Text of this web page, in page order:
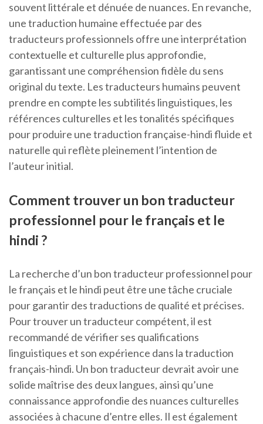
souvent littérale et dénuée de nuances. En revanche,
une traduction humaine effectuée par des
traducteurs professionnels offre une interprétation
contextuelle et culturelle plus approfondie,
garantissant une compréhension fidèle du sens
original du texte. Les traducteurs humains peuvent
prendre en compte les subtilités linguistiques, les
références culturelles et les tonalités spécifiques
pour produire une traduction française-hindi fluide et
naturelle qui reflète pleinement l’intention de
l’auteur initial.
Comment trouver un bon traducteur
professionnel pour le français et le
hindi ?
La recherche d’un bon traducteur professionnel pour
le français et le hindi peut être une tâche cruciale
pour garantir des traductions de qualité et précises.
Pour trouver un traducteur compétent, il est
recommandé de vérifier ses qualifications
linguistiques et son expérience dans la traduction
français-hindi. Un bon traducteur devrait avoir une
solide maîtrise des deux langues, ainsi qu’une
connaissance approfondie des nuances culturelles
associées à chacune d’entre elles. Il est également